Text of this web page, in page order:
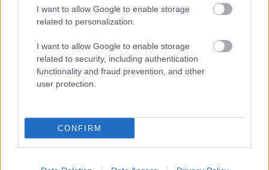
I want to allow Google to enable storage
related to personalization.
I want to allow Google to enable storage
related to security, including authentication
functionality and fraud prevention, and other
user protection.
CONFIRM
ΙΘΑΚΗ - ΔΙΑΜΟΝΗ
Odysseion Apartments